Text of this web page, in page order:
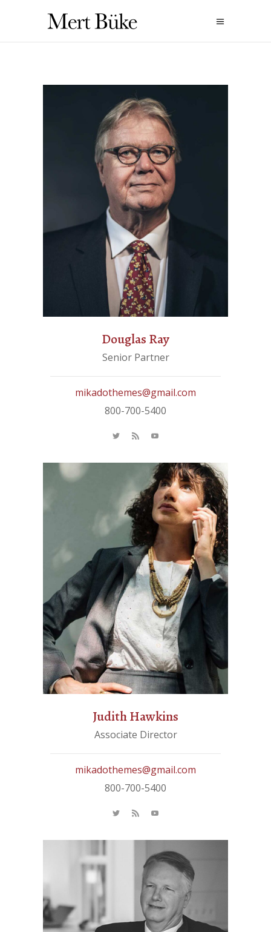
Douglas Ray
Senior Partner
mikadothemes@gmail.com
800-700-5400
Judith Hawkins
Associate Director
mikadothemes@gmail.com
800-700-5400